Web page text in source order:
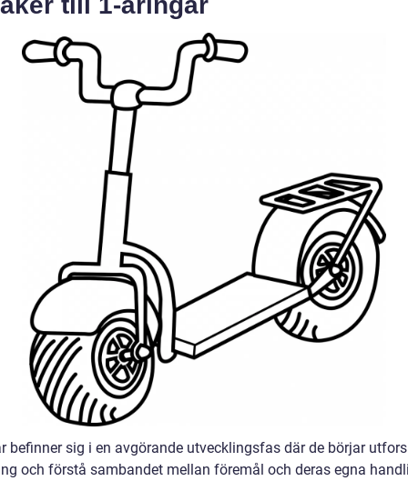
befinner sig i en avgörande utvecklingsfas där de börjar
och förstå sambandet mellan föremål och deras egna